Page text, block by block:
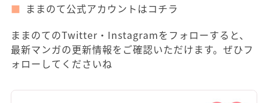
ままのて公式アカウントはコチラ
ままのてのTwitter・Instagramをフォローすると、
最新マンガの更新情報をご確認いただけます。ぜひフ
ォローしてくださいね